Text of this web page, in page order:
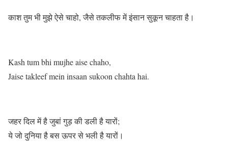
काश तुम भी मुझे ऐसे चाहो, जैसे तकलीफ में इंसान सुकून चाहता है।
Kash tum bhi mujhe aise chaho,
Jaise takleef mein insaan sukoon chahta hai.
जहर दिल में है जुबां गुड़ की डली है यारों;
ये जो दुनिया है बस ऊपर से भली है यारों।